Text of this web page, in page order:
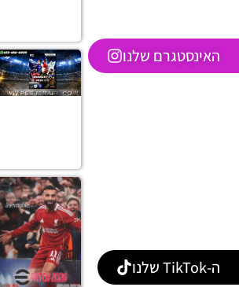
האינסטגרם שלנו
ה-TikTok שלנו